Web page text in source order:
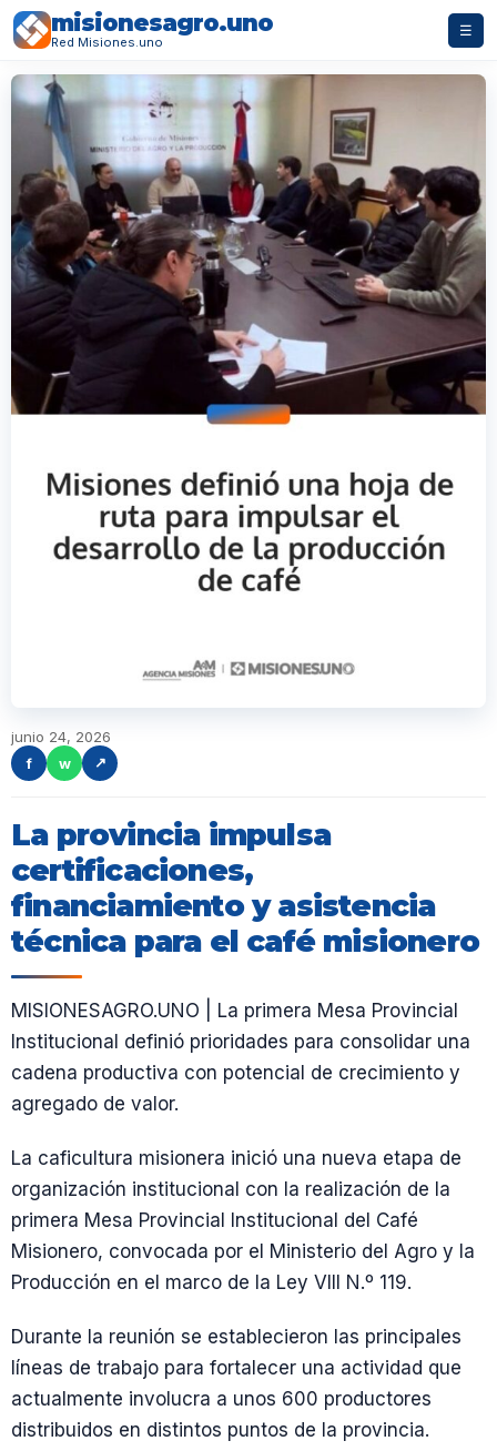
misionesagro.uno
Red Misiones.uno
☰
junio 24, 2026
f
w ↗
La provincia impulsa
certificaciones,
financiamiento y asistencia
técnica para el café misionero
MISIONESAGRO.UNO | La primera Mesa Provincial
Institucional definió prioridades para consolidar una
cadena productiva con potencial de crecimiento y
agregado de valor.
La caficultura misionera inició una nueva etapa de
organización institucional con la realización de la
primera Mesa Provincial Institucional del Café
Misionero, convocada por el Ministerio del Agro y la
Producción en el marco de la Ley VIII N.º 119.
Durante la reunión se establecieron las principales
líneas de trabajo para fortalecer una actividad que
actualmente involucra a unos 600 productores
distribuidos en distintos puntos de la provincia.